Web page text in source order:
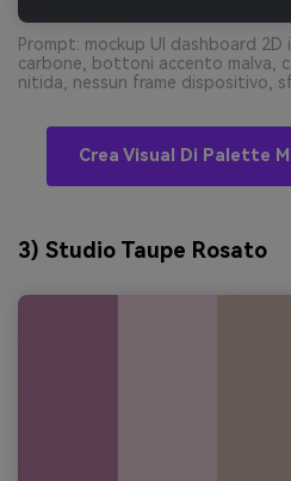
Prompt: mockup UI dashboard
carbone, bottoni accento malva,
nitida, nessun frame dispositivo,
Crea Visual Di Palette
3) Studio Taupe Rosato